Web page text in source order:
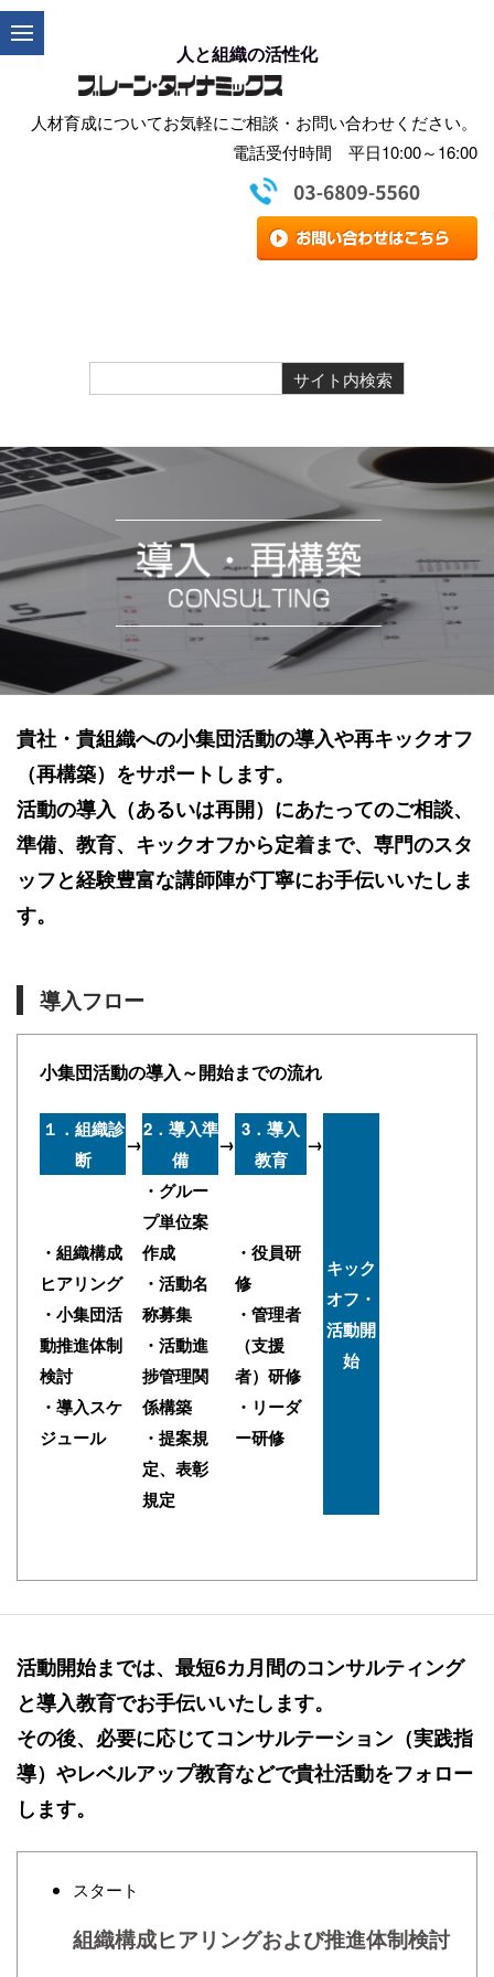
人と組織の活性化
人材育成についてお気軽にご相談・お問い合わせください。
電話受付時間 平日10:00～16:00
貴社・貴組織への小集団活動の導入や再キックオフ
（再構築）をサポートします。
活動の導入（あるいは再開）にあたってのご相談、
準備、教育、キックオフから定着まで、専門のスタ
ッフと経験豊富な講師陣が丁寧にお手伝いいたしま
す。
導入フロー
小集団活動の導入～開始までの流れ
１．組織診
断
→
2．導入準
備
→
3．導入
教育
→
キック
オフ・
活動開
始
・組織構成
ヒアリング
・小集団活
動推進体制
検討
・導入スケ
ジュール
・グルー
プ単位案
作成
・活動名
称募集
・活動進
捗管理関
係構築
・提案規
定、表彰
規定
・役員研
修
・管理者
（支援
者）研修
・リーダ
ー研修
活動開始までは、最短6カ月間のコンサルティング
と導入教育でお手伝いいたします。
その後、必要に応じてコンサルテーション（実践指
導）やレベルアップ教育などで貴社活動をフォロー
します。
スタート
組織構成ヒアリングおよび推進体制検討